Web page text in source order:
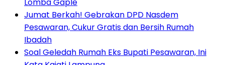
Jumat Berkah! Gebrakan DPD Nasdem
Pesawaran, Cukur Gratis dan Bersih Rumah
Ibadah
Soal Geledah Rumah Eks Bupati Pesawaran, Ini